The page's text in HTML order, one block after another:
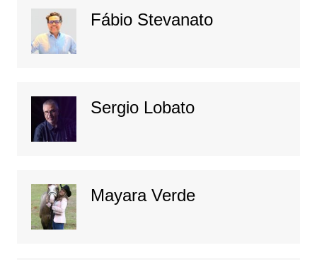
Fábio Stevanato
Sergio Lobato
Mayara Verde